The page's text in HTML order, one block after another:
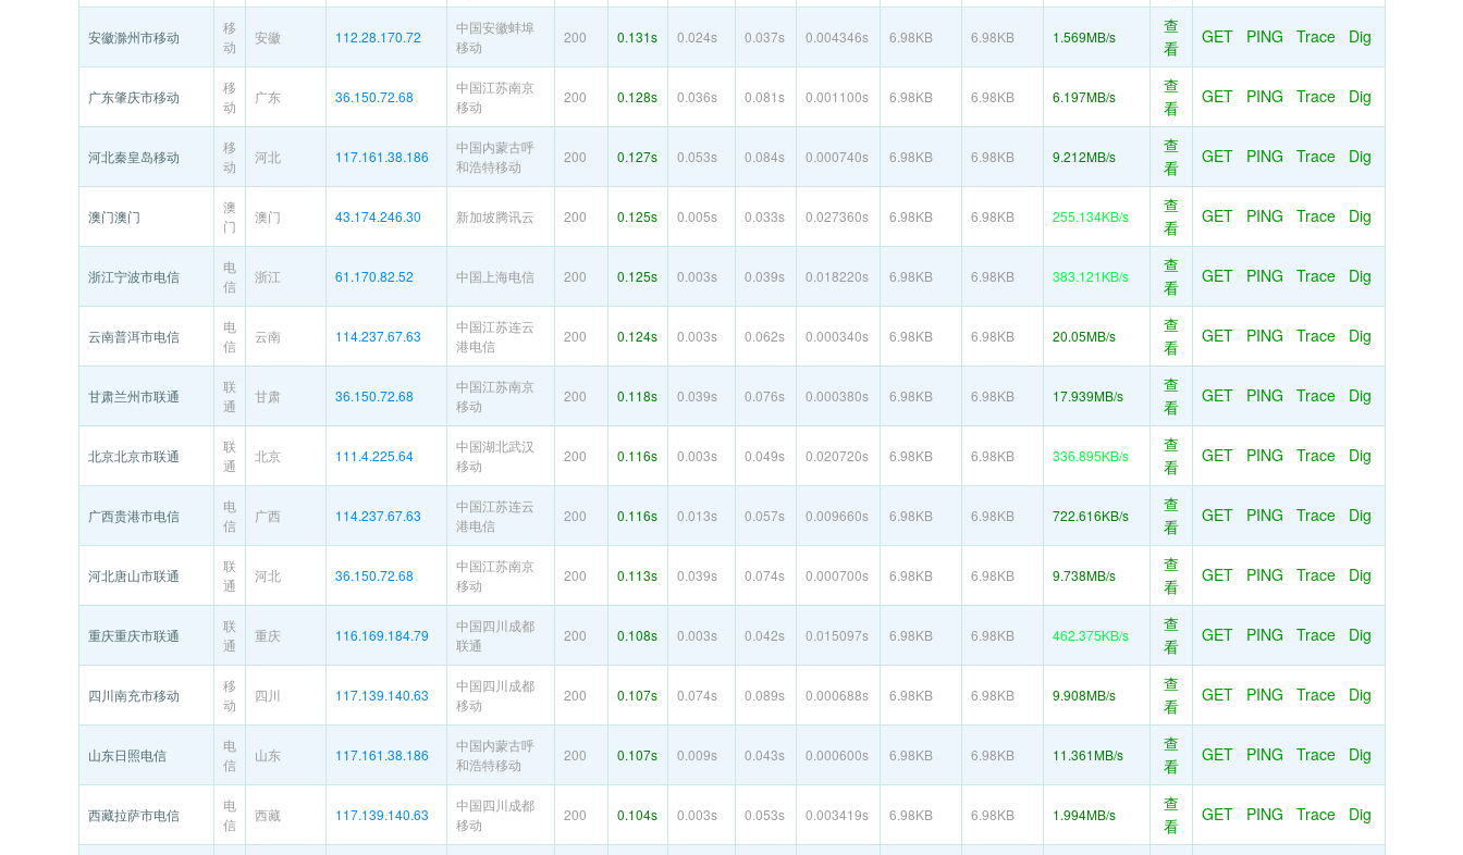
安徽滁州市移动
移
动
安徽 112.28.170.72
中国安徽蚌埠
移动
200 0.131s 0.024s 0.037s 0.004346s 6.98KB 6.98KB 1.569MB/s
查
看
GET PING Trace Dig
广东肇庆市移动
移
动
广东 36.150.72.68
中国江苏南京
移动
200 0.128s 0.036s 0.081s 0.001100s 6.98KB 6.98KB 6.197MB/s
查
看
GET PING Trace Dig
河北秦皇岛移动
移
动
河北 117.161.38.186
中国内蒙古呼
和浩特移动
200 0.127s 0.053s 0.084s 0.000740s 6.98KB 6.98KB 9.212MB/s
查
看
GET PING Trace Dig
澳门澳门
澳
门
澳门 43.174.246.30 新加坡腾讯云 200 0.125s 0.005s 0.033s 0.027360s 6.98KB 6.98KB 255.134KB/s
查
看
GET PING Trace Dig
浙江宁波市电信
电
信
浙江 61.170.82.52 中国上海电信 200 0.125s 0.003s 0.039s 0.018220s 6.98KB 6.98KB 383.121KB/s
查
看
GET PING Trace Dig
云南普洱市电信
电
信
云南 114.237.67.63
中国江苏连云
港电信
200 0.124s 0.003s 0.062s 0.000340s 6.98KB 6.98KB 20.05MB/s
查
看
GET PING Trace Dig
甘肃兰州市联通
联
通
甘肃 36.150.72.68
中国江苏南京
移动
200 0.118s 0.039s 0.076s 0.000380s 6.98KB 6.98KB 17.939MB/s
查
看
GET PING Trace Dig
北京北京市联通
联
通
北京 111.4.225.64
中国湖北武汉
移动
200 0.116s 0.003s 0.049s 0.020720s 6.98KB 6.98KB 336.895KB/s
查
看
GET PING Trace Dig
广西贵港市电信
电
信
广西 114.237.67.63
中国江苏连云
港电信
200 0.116s 0.013s 0.057s 0.009660s 6.98KB 6.98KB 722.616KB/s
查
看
GET PING Trace Dig
河北唐山市联通
联
通
河北 36.150.72.68
中国江苏南京
移动
200 0.113s 0.039s 0.074s 0.000700s 6.98KB 6.98KB 9.738MB/s
查
看
GET PING Trace Dig
重庆重庆市联通
联
通
重庆 116.169.184.79
中国四川成都
联通
200 0.108s 0.003s 0.042s 0.015097s 6.98KB 6.98KB 462.375KB/s
查
看
GET PING Trace Dig
四川南充市移动
移
动
四川 117.139.140.63
中国四川成都
移动
200 0.107s 0.074s 0.089s 0.000688s 6.98KB 6.98KB 9.908MB/s
查
看
GET PING Trace Dig
山东日照电信
电
信
山东 117.161.38.186
中国内蒙古呼
和浩特移动
200 0.107s 0.009s 0.043s 0.000600s 6.98KB 6.98KB 11.361MB/s
查
看
GET PING Trace Dig
西藏拉萨市电信
电
信
西藏 117.139.140.63
中国四川成都
移动
200 0.104s 0.003s 0.053s 0.003419s 6.98KB 6.98KB 1.994MB/s
查
看
GET PING Trace Dig